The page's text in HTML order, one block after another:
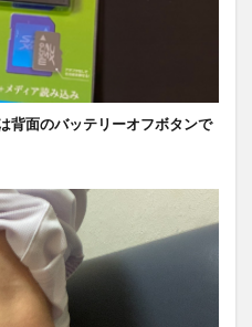
背面のバッテリーオフボタンで